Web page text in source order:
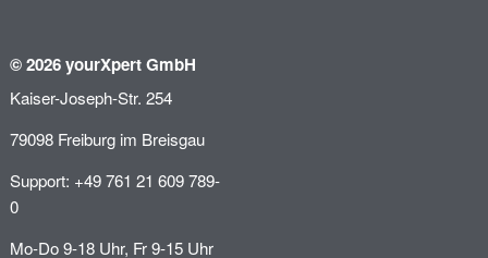
© 2026 yourXpert GmbH
Kaiser-Joseph-Str. 254
79098 Freiburg im Breisgau
Support: +49 761 21 609 789-
0
Mo-Do 9-18 Uhr, Fr 9-15 Uhr